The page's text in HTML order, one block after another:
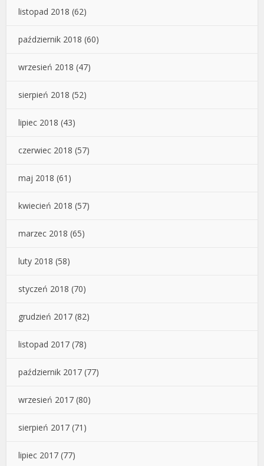
listopad 2018 (62)
październik 2018 (60)
wrzesień 2018 (47)
sierpień 2018 (52)
lipiec 2018 (43)
czerwiec 2018 (57)
maj 2018 (61)
kwiecień 2018 (57)
marzec 2018 (65)
luty 2018 (58)
styczeń 2018 (70)
grudzień 2017 (82)
listopad 2017 (78)
październik 2017 (77)
wrzesień 2017 (80)
sierpień 2017 (71)
lipiec 2017 (77)